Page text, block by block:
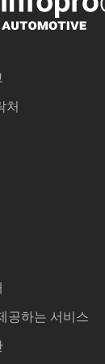
처
공하는 서비스